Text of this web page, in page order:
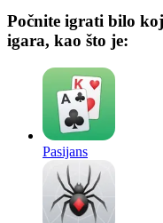
Počnite igrati bilo
igara, kao što je:
Pasijans